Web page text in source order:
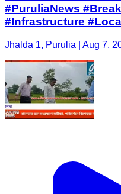
#PuruliaNews
#Infrastructure
Jhalda 1, Purulia | Aug 7,